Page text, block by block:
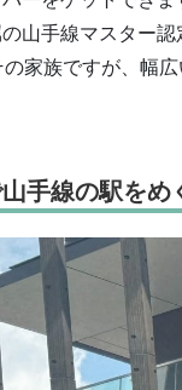
山手線マスター
家族ですが、幅
手線の駅をめ